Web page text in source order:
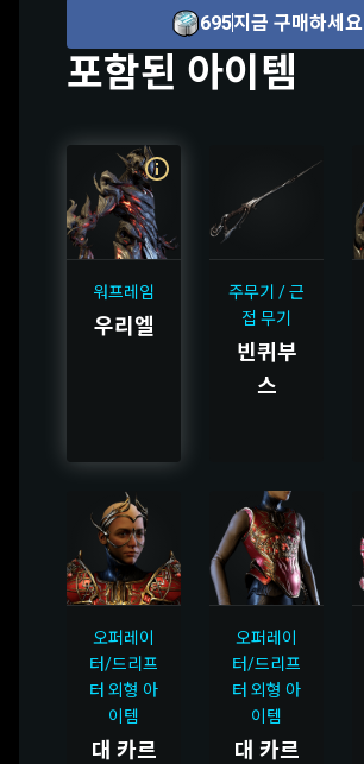
695지금 구매하세요
포함된 아이템
워프레임
우리엘
주무기 / 근
접 무기
빈퀴부
스
오퍼레이
터/드리프
터 외형 아
이템
대 카르
오퍼레이
터/드리프
터 외형 아
이템
대 카르